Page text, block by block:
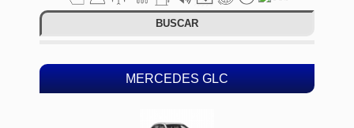
BUSCAR
MERCEDES GLC